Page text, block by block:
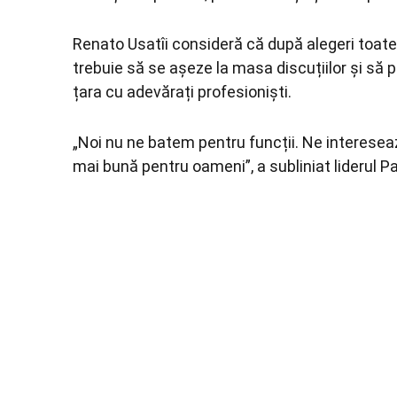
Renato Usatîi consideră că după alegeri
trebuie să se așeze la masa discuțiilor și să
țara cu adevărați profesioniști.
„Noi nu ne batem pentru funcții. Ne
mai bună pentru oameni”, a subliniat liderul